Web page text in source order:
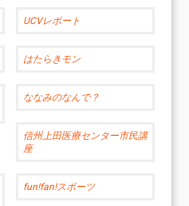
UCVレポート
はたらきモン
ななみのなんで？
信州上田医療センター市民講
座
fun!fan!スポーツ